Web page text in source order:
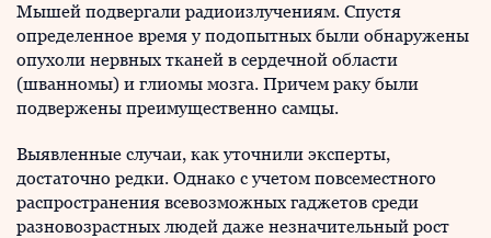
Мышей подвергали радиоизлучениям. Спустя
определенное время у подопытных были обнаружены
опухоли нервных тканей в сердечной области
(шванномы) и глиомы мозга. Причем раку были
подвержены преимущественно самцы.
Выявленные случаи, как уточнили эксперты,
достаточно редки. Однако с учетом повсеместного
распространения всевозможных гаджетов среди
разновозрастных людей даже незначительный рост